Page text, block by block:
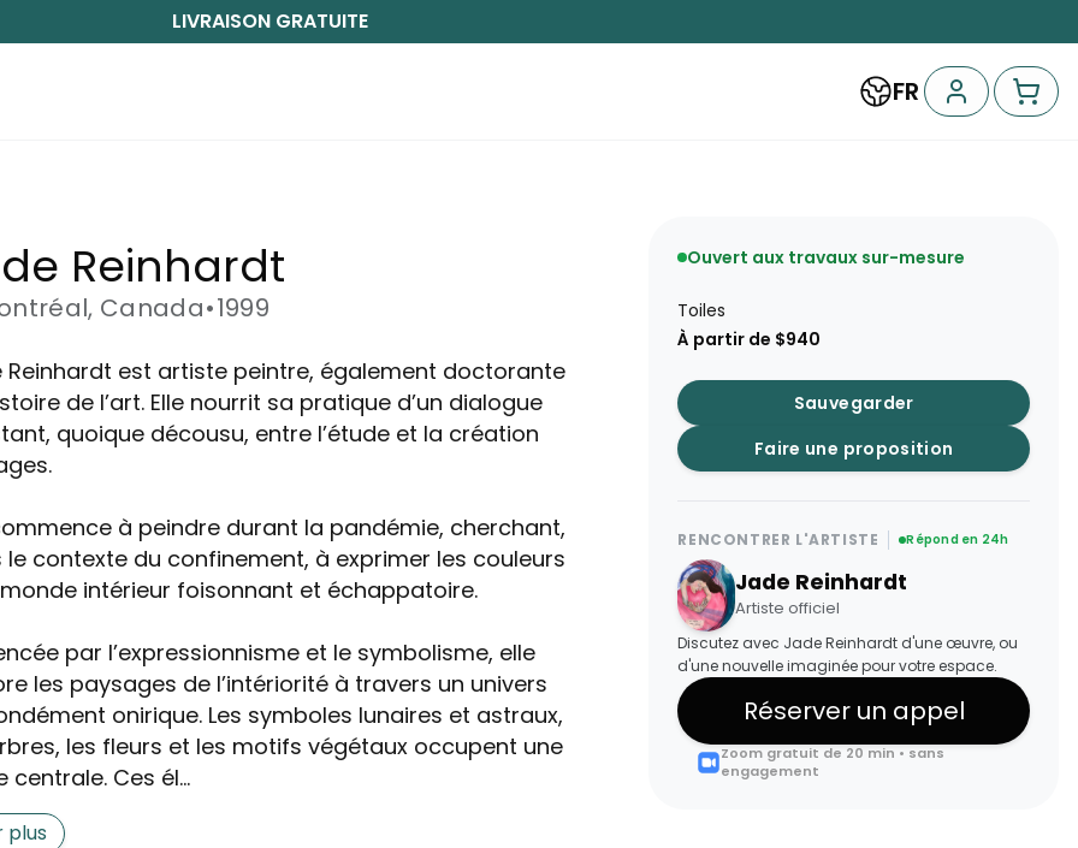
LIVRAISON GRATUITE
FR
Reinhardt
Canada•1999
Reinhardt est artiste peintre, également doctorante
de l’art. Elle nourrit sa pratique d’un dialogue
quoique décousu, entre l’étude et la création
à peindre durant la pandémie, cherchant,
le contexte du confinement, à exprimer les couleurs
monde intérieur foisonnant et échappatoire.
par l’expressionnisme et le symbolisme, elle
les paysages de l’intériorité à travers un univers
onirique. Les symboles lunaires et astraux,
les fleurs et les motifs végétaux occupent une
centrale. Ces él...
plus
Ouvert aux travaux sur-mesure
Toiles
À partir de $940
Sauvegarder
Faire une proposition
RENCONTRER L'ARTISTE Répond en 24h
Jade Reinhardt
Artiste officiel
Discutez avec Jade Reinhardt d'une œuvre, ou
d'une nouvelle imaginée pour votre espace.
Réserver un appel
Zoom gratuit de 20 min • sans
engagement